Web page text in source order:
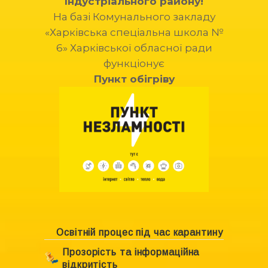
На базі Комунального закладу
«Харківська спеціальна школа №
6» Харківської обласної ради
функціонує
Пункт обігріву
Освітній процес під час карантину
Прозорість та інформаційна
відкритість